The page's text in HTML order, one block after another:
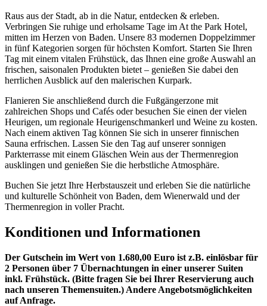
Raus aus der Stadt, ab in die Natur, entdecken & erleben.
Verbringen Sie ruhige und erholsame Tage im At the Park Hotel,
mitten im Herzen von Baden. Unsere 83 modernen Doppelzimmer
in fünf Kategorien sorgen für höchsten Komfort. Starten Sie Ihren
Tag mit einem vitalen Frühstück, das Ihnen eine große Auswahl an
frischen, saisonalen Produkten bietet – genießen Sie dabei den
herrlichen Ausblick auf den malerischen Kurpark.
Flanieren Sie anschließend durch die Fußgängerzone mit
zahlreichen Shops und Cafés oder besuchen Sie einen der vielen
Heurigen, um regionale Heurigenschmankerl und Weine zu kosten.
Nach einem aktiven Tag können Sie sich in unserer finnischen
Sauna erfrischen. Lassen Sie den Tag auf unserer sonnigen
Parkterrasse mit einem Gläschen Wein aus der Thermenregion
ausklingen und genießen Sie die herbstliche Atmosphäre.
Buchen Sie jetzt Ihre Herbstauszeit und erleben Sie die natürliche
und kulturelle Schönheit von Baden, dem Wienerwald und der
Thermenregion in voller Pracht.
Konditionen und Informationen
Der Gutschein im Wert von 1.680,00 Euro ist z.B. einlösbar für
2 Personen über 7 Übernachtungen in einer unserer Suiten
inkl. Frühstück. (Bitte fragen Sie bei Ihrer Reservierung auch
nach unseren Themensuiten.) Andere Angebotsmöglichkeiten
auf Anfrage.